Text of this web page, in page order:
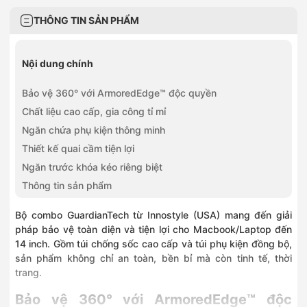
0886868010
382 Nguyễn Văn Cừ, Phường Bồ Đề, Hà Nội
0968323399
0832639292
392 Trương Định, Phường Tương Mai, Hà Nội
0936396799
0828252255
1060 Đường 3/2, Phường Phú Thọ, Hồ Chí Minh
0966356215
0826802255
243 Bạch Đằng, Phường Gia Định, Hồ Chí Minh
0787395397
425 Lê Trọng Tấn, Phường Tân Sơn Nhì, Hồ Chí Minh
0352024770
672–674 Lê Hồng Phong, Phường Vườn Lài, Hồ Chí Minh
0976651585
THÔNG TIN SẢN PHẨM
Nội dung chính
Bảo vệ 360° với ArmoredEdge™ độc quyền
Chất liệu cao cấp, gia công tỉ mỉ
Ngăn chứa phụ kiện thông minh
Thiết kế quai cầm tiện lợi
Ngăn trước khóa kéo riêng biệt
Thông tin sản phẩm
Bộ combo GuardianTech từ Innostyle (USA) mang đến giải
pháp bảo vệ toàn diện và tiện lợi cho Macbook/Laptop đến
14 inch. Gồm túi chống sốc cao cấp và túi phụ kiện đồng bộ,
sản phẩm không chỉ an toàn, bền bỉ mà còn tinh tế, thời
trang.
Bảo vệ 360° với ArmoredEdge™ độc